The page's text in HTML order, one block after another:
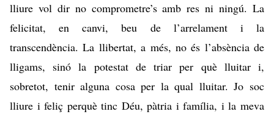
lliure vol dir no comprometre’s amb res ni ningú. La
felicitat, en canvi, beu de l’arrelament i la
transcendència. La llibertat, a més, no és l’absència de
lligams, sinó la potestat de triar per què lluitar i,
sobretot, tenir alguna cosa per la qual lluitar. Jo soc
lliure i feliç perquè tinc Déu, pàtria i família, i la meva